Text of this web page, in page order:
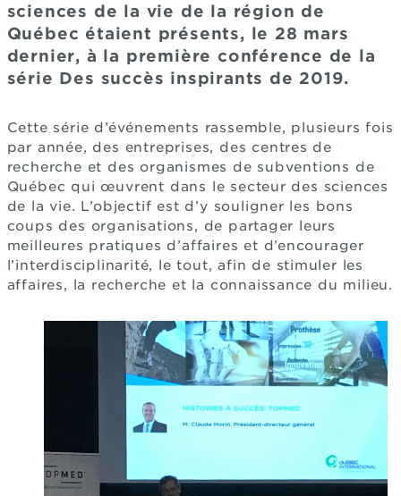
sciences de la vie de la région de
Québec étaient présents, le 28 mars
dernier, à la première conférence de la
série Des succès inspirants de 2019.
Cette série d’événements rassemble, plusieurs fois
par année, des entreprises, des centres de
recherche et des organismes de subventions de
Québec qui œuvrent dans le secteur des sciences
de la vie. L’objectif est d’y souligner les bons
coups des organisations, de partager leurs
meilleures pratiques d’affaires et d’encourager
l’interdisciplinarité, le tout, afin de stimuler les
affaires, la recherche et la connaissance du milieu.